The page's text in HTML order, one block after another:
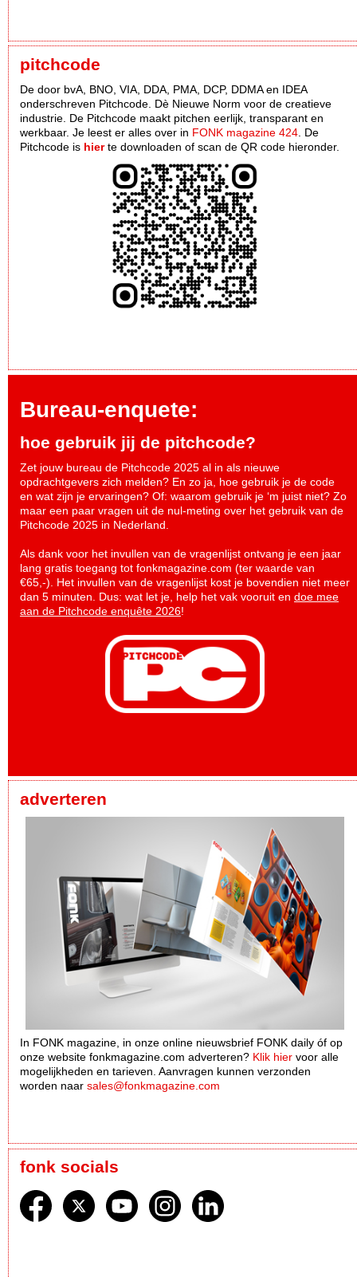
pitchcode
De door bvA, BNO, VIA, DDA, PMA, DCP, DDMA en IDEA
onderschreven Pitchcode. Dè Nieuwe Norm voor de creatieve
industrie. De Pitchcode maakt pitchen eerlijk, transparant en
werkbaar. Je leest er alles over in FONK magazine 424 . De
Pitchcode is hierte downloaden of scan de QR code hieronder.
Bureau-enquete:
hoe gebruik jij de pitchcode?
Zet jouw bureau de Pitchcode 2025 al in als nieuwe
opdrachtgevers zich melden? En zo ja, hoe gebruik je de code
en wat zijn je ervaringen? Of: waarom gebruik je ‘m juist niet? Zo
maar een paar vragen uit de nul-meting over het gebruik van de
Pitchcode 2025 in Nederland.
Als dank voor het invullen van de vragenlijst ontvang je een jaar
lang gratis toegang tot fonkmagazine.com (ter waarde van
€65,-). Het invullen van de vragenlijst kost je bovendien niet meer
dan 5 minuten. Dus: wat let je, help het vak vooruit en doe mee
aan de Pitchcode enquête 2026!
adverteren
In FONK magazine, in onze online nieuwsbrief FONK daily óf op
onze website fonkmagazine.com adverteren? Klik hier voor alle
mogelijkheden en tarieven. Aanvragen kunnen verzonden
worden naar sales@fonkmagazine.com
fonk socials